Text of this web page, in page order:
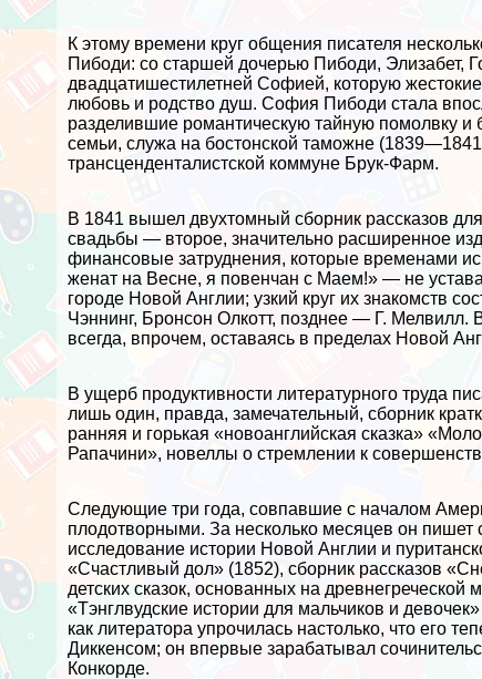
К этому времени круг общения писателя
Пибоди: со старшей дочерью Пибоди, Элизабет,
двадцатишестилетней Софией, которую
любовь и родство душ. София Пибоди стала
разделившие романтическую тайную помолвку и
семьи, служа на бостонской таможне
трaнcценденталистской коммуне Брук-Фарм.
В 1841 вышел двухтомный сборник рассказов
свадьбы — второе, значительно расширенное
финансовые затруднения, которые временами
женат на Весне, я повенчан с Маем!» — не
городе Новой Англии; узкий круг их знакомств
Чэннинг, Бронсон Олкотт, позднее — Г. Мелвилл.
всегда, впрочем, оставаясь в пределах Новой
В ущерб продуктивности литературного труда
лишь один, правда, замечательный, сборник
ранняя и горькая «новоанглийская сказка»
Рапачини», новеллы о стремлении к
Следующие три года, совпавшие с началом
плодотворными. За несколько месяцев он
исследование истории Новой Англии и
«Счастливый дол» (1852), сборник рассказов
детских сказок, основанных на
«Тэнглвудские истории для мальчиков и
как литератора упрочилась настолько, что его
Диккенсом; он впервые заpaбатывал
Конкорде.